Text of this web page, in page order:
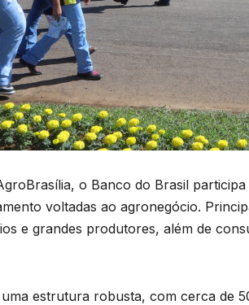
o Banco do Brasil
voltadas ao agronegócio.
e grandes produtores, além de
estrutura robusta, com cerca de